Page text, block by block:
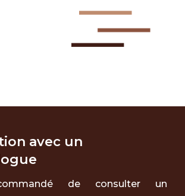
avec un
de consulter un